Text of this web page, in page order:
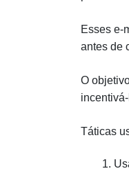
Esses e-
antes de
O
Táticas